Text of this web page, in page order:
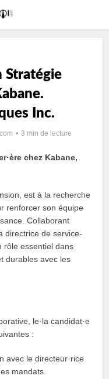
Stratégie
Inc.
3 min de lecture
chez Kabane,
est à la recherche
renforcer son équipe
Collaborant
directrice de service-
rôle essentiel dans
durables avec les
le·la candidat·e
:
avec le directeur·rice
mandats.